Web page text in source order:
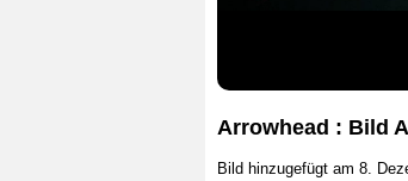
Arrowhead : Bild
Bild hinzugefügt am 8.